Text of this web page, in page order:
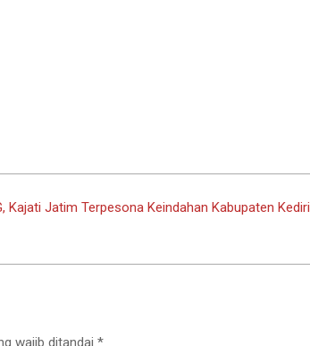
Kajati Jatim Terpesona Keindahan Kabupaten Kediri
wajib ditandai *